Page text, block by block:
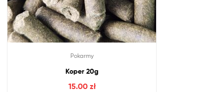
Pokarmy
Koper 20g
15.00 zł